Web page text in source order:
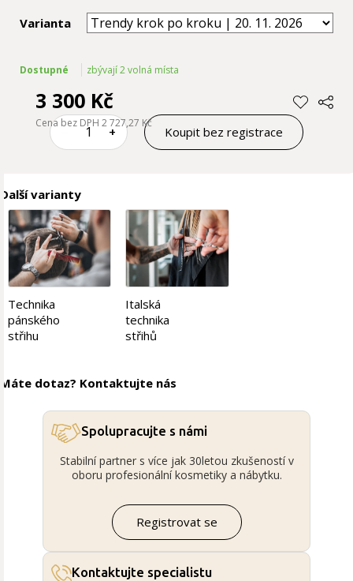
Varianta
Dostupné zbývají 2 volná místa
3 300 Kč
Cena bez DPH 2 727,27 Kč
– + Koupit bez registrace
Další varianty
Technika
pánského
střihu
Italská
technika
střihů
Máte dotaz? Kontaktujte nás
Spolupracujte s námi
Stabilní partner s více jak 30letou zkušeností v
oboru profesionální kosmetiky a nábytku.
Registrovat se
Kontaktujte specialistu